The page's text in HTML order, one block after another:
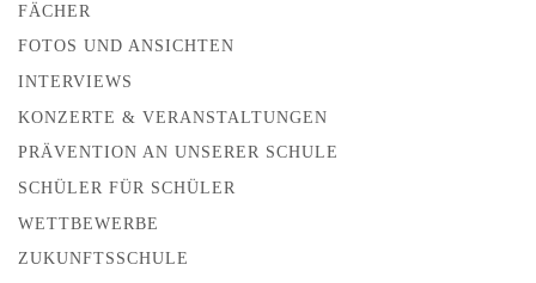
FÄCHER
FOTOS UND ANSICHTEN
INTERVIEWS
KONZERTE & VERANSTALTUNGEN
PRÄVENTION AN UNSERER SCHULE
SCHÜLER FÜR SCHÜLER
WETTBEWERBE
ZUKUNFTSSCHULE